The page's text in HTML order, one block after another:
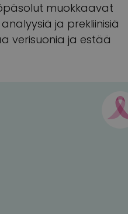
muokkaavat
ja prekliinisiä
verisuonia ja estää